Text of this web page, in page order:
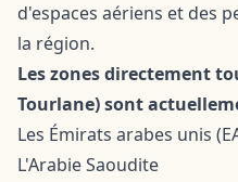
d'espaces aériens et des
la région.
Les zones directement
Tourlane) sont
Les Émirats arabes unis
L'Arabie Saoudite